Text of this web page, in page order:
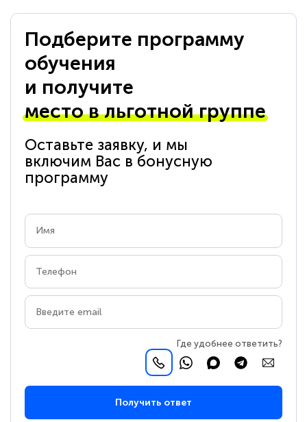
Подберите программу
обучения
и получите
место в льготной группе
Оставьте заявку, и мы
включим Вас в бонусную
программу
Где удобнее ответить?
Получить ответ